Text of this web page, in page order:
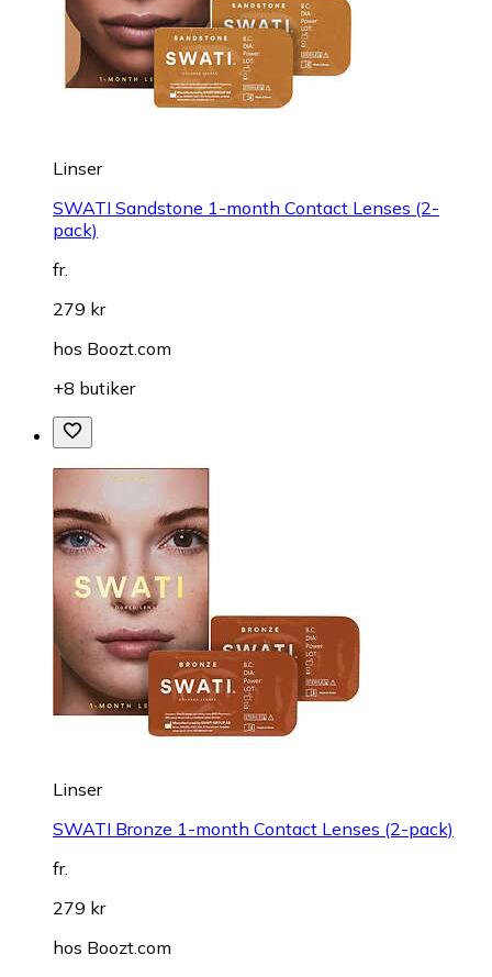
Linser
SWATI Sandstone 1-month Contact Lenses (2-
pack)
fr.
279 kr
hos Boozt.com
+8 butiker
Linser
SWATI Bronze 1-month Contact Lenses (2-pack)
fr.
279 kr
hos Boozt.com